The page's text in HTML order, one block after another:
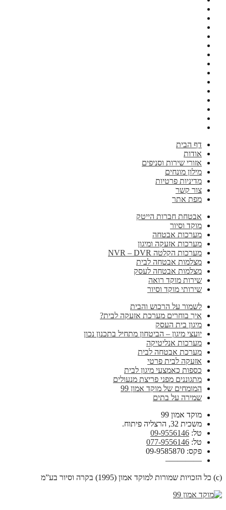
דף הבית
אודות
אזורי שירות וסניפים
מילון מונחים
מדיניות פרטיות
צור קשר
מפת אתר
אבטחת חברות הייטק
מוקד וסיור
מערכות אבטחה
מערכות אזעקה ומיגון
מערכות הקלטה NVR – DVR
מצלמות אבטחה לבית
מצלמות אבטחה לעסק
שירות מוקד רואה
שירותי מוקד וסיור
לשמור על הרכוש והבית
איך בוחרים מערכת אזעקה לבית?
מיגון בית העסק
יועצי מיגון – הביטחון מתחיל בתכנון נכון
מערכות אנליטיקה
מערכת אבטחה לבית
אזעקה לבית פרטי
כספות כאמצעי מיגון לבית
מתגוננים מפני פריצת מנעולים
המומחים של מוקד אמון 99
שמירה על בתים
מוקד אמון 99
משכית 32, הרצליה פיתוח.
טל: 09-9556146
טל: 077-9556146
פקס: 09-9585870
————–
(c) כל הזכויות שמורות למוקד אמון (1995) בקרה וסיור בע”מ